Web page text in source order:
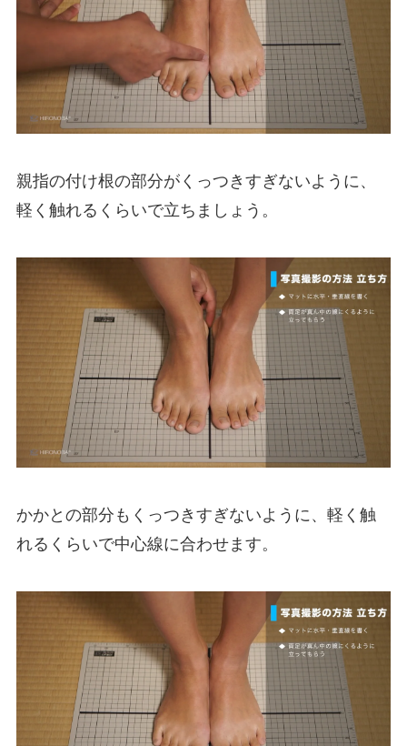
親指の付け根の部分がくっつきすぎないように、
軽く触れるくらいで立ちましょう。
かかとの部分もくっつきすぎないように、軽く触
れるくらいで中心線に合わせます。